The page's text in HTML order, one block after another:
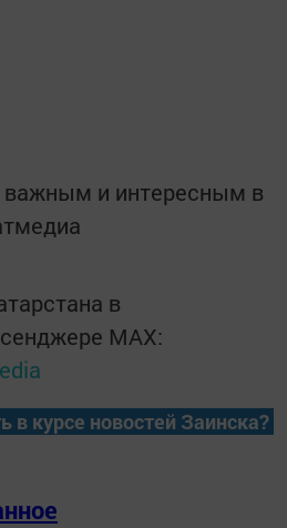
и интересным в
в
MАХ:
в курсе новостей Заинска?